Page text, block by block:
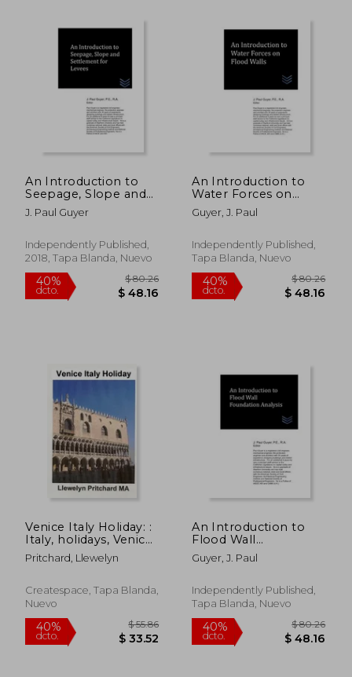
40% $ 80.26 40%
An Introduction to
Seepage, Slope and
Settlement for
Levees (en Inglés)
J. Paul Guyer
Independently Published,
2018, Tapa Blanda, Nuevo
An Introduction to
Water Forces on
Flood Walls (en
Inglés)
Guyer, J. Paul
Independently Published,
Tapa Blanda, Nuevo
Venice Italy Holiday: :
Italy, holidays, Venice,
ukuvakasha (en Zulu)
Pritchard, Llewelyn
Createspace, Tapa Blanda,
Nuevo
An Introduction to
Flood Wall
Foundation Analysis
(en Inglés)
Guyer, J. Paul
Independently Published,
Tapa Blanda, Nuevo